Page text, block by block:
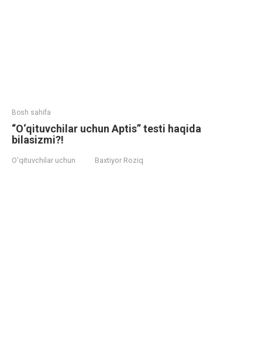
Bosh sahifa
​​“O‘qituvchilar uchun Aptis” testi haqida
bilasizmi?!
O‘qituvchilar uchun Baxtiyor Roziq